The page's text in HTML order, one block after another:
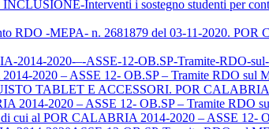
Interventi i sostegno studenti per
RDO -MEPA- n. 2681879 del 03-11-2020.
2014-2020-–-ASSE-12-OB.SP-Tramite-RDO-
2020 – ASSE 12- OB.SP – Tramite RDO sul
TABLET E ACCESSORI. POR
2014-2020 – ASSE 12- OB.SP – Tramite RDO
al POR CALABRIA 2014-2020 – ASSE 12-